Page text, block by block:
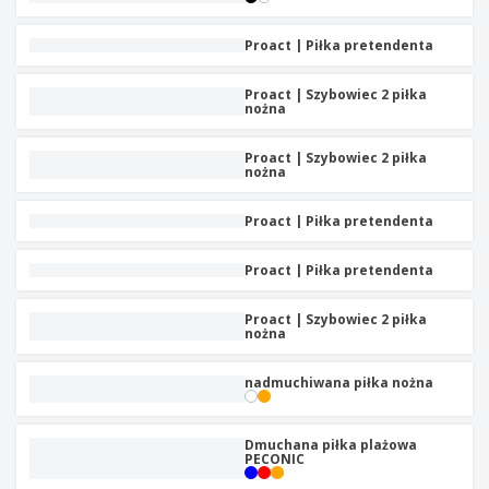
Proact | Piłka pretendenta
Proact | Szybowiec 2 piłka
nożna
Proact | Szybowiec 2 piłka
nożna
Proact | Piłka pretendenta
Proact | Piłka pretendenta
Proact | Szybowiec 2 piłka
nożna
nadmuchiwana piłka nożna
Dmuchana piłka plażowa
PECONIC